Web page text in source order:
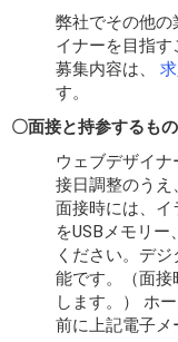
弊社でその他
イナーを目指
募集内容は、
す。
〇面接と持参するも
ウェブデザイ
接日調整のうえ
面接時には、イ
をUSBメモリ
ください。デ
能です。（面接
します。） ホ
前に上記電子メ